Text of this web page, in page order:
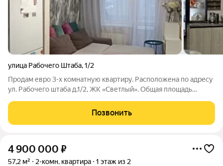
улица Рабочего Штаба,1/2
Продам евро 3-х комнатную квартиру. Расположена по адресу
ул. Рабочего штаба д.1/2, ЖК «Светлый». Общая площадь
функциональная. - уютная и комфортная кухня-гостиная 15,6м
с выходом на балкон,
Позвонить
4 900 000 ₽
57,2 м² 2-комн. квартира 1 этаж из 2